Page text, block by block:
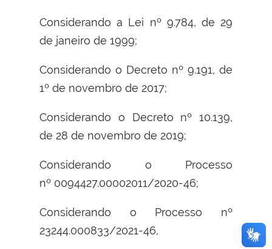
Considerando a Lei nº 9.784, de 29
de janeiro de 1999;
Considerando o Decreto nº 9.191, de
1º de novembro de 2017;
Considerando o Decreto nº 10.139,
de 28 de novembro de 2019;
Considerando o Processo
nº 0094427.00002011/2020-46;
Considerando o Processo nº
23244.000833/2021-46,